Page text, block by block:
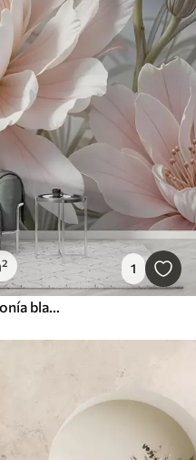
1
Grandes y delicadas flores de peonía blancas y rosas con pétalos suaves y esponjosos sobre un fondo gris difuminado